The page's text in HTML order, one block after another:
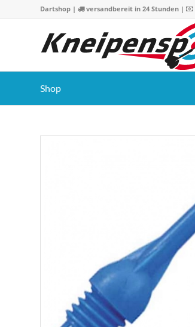
Dartshop | versandbereit in 24 Stunden |
Shop